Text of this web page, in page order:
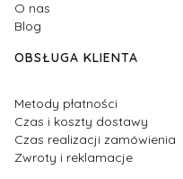
O nas
Blog
OBSŁUGA KLIENTA
Metody płatności
Czas i koszty dostawy
Czas realizacji zamówienia
Zwroty i reklamacje